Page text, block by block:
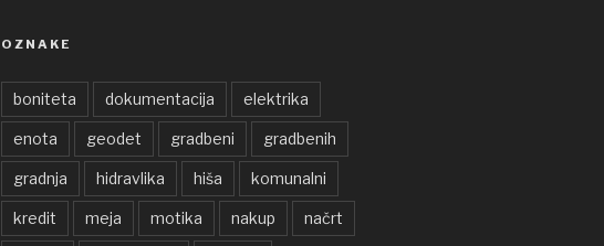
OZNAKE
boniteta dokumentacija elektrika
enota geodet gradbeni gradbenih
gradnja hidravlika hiša komunalni
kredit meja motika nakup načrt